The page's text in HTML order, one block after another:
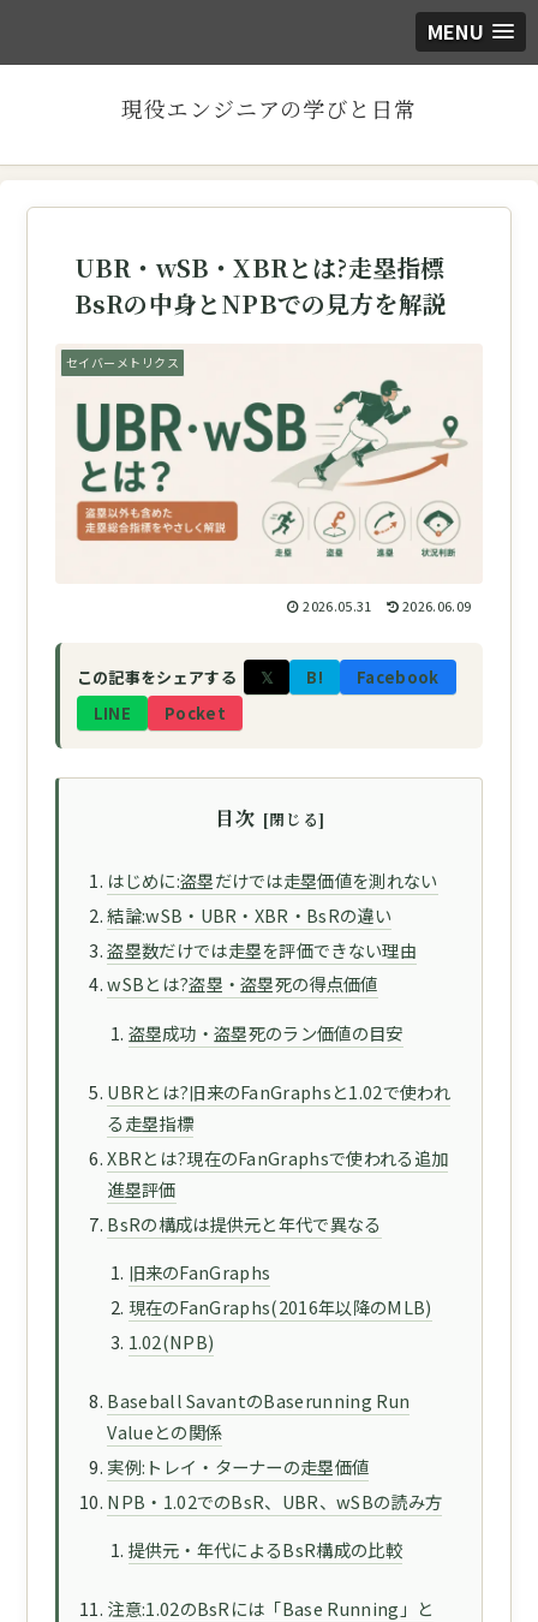
MENU
現役エンジニアの学びと日常
UBR・wSB・XBRとは?走塁指標
BsRの中身とNPBでの見方を解説
セイバーメトリクス
2026.05.31 2026.06.09
この記事をシェアする 𝕏 B!
Facebook
LINE
Pocket
目次
はじめに:盗塁だけでは走塁価値を測れない
結論:wSB・UBR・XBR・BsRの違い
盗塁数だけでは走塁を評価できない理由
wSBとは?盗塁・盗塁死の得点価値
盗塁成功・盗塁死のラン価値の目安
UBRとは?旧来のFanGraphsと1.02で使われ
る走塁指標
XBRとは?現在のFanGraphsで使われる追加
進塁評価
BsRの構成は提供元と年代で異なる
旧来のFanGraphs
現在のFanGraphs(2016年以降のMLB)
1.02(NPB)
Baseball SavantのBaserunning Run
Valueとの関係
実例:トレイ・ターナーの走塁価値
NPB・1.02でのBsR、UBR、wSBの読み方
提供元・年代によるBsR構成の比較
注意:1.02のBsRには「Base Running」と